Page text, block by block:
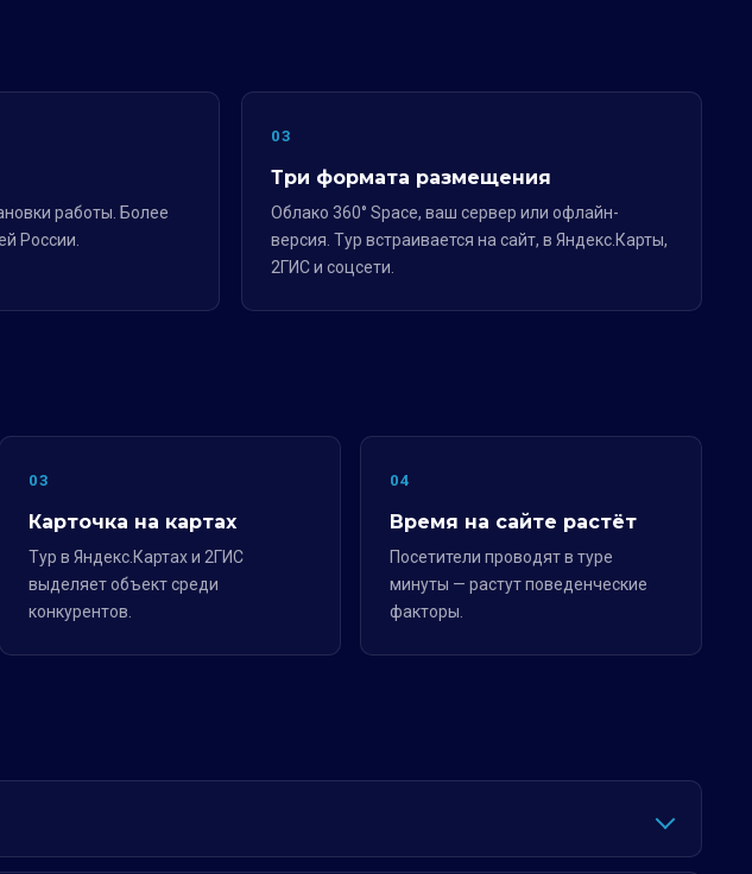
работы. Более
России.
03
Три формата размещения
Облако 360° Space, ваш сервер или офлайн-
версия. Тур встраивается на сайт, в Яндекс.Карты,
2ГИС и соцсети.
03
Карточка на картах
Тур в Яндекс.Картах и 2ГИС
выделяет объект среди
конкурентов.
04
Время на сайте растёт
Посетители проводят в туре
минуты — растут поведенческие
факторы.